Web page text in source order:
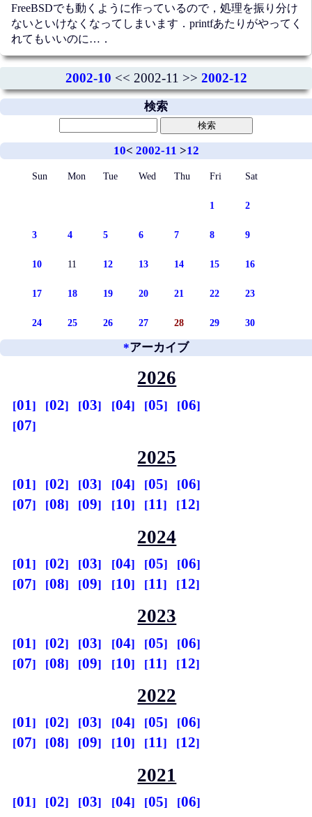
FreeBSDでも動くように作っているので，処理を振り分け
ないといけなくなってしまいます．printfあたりがやってく
れてもいいのに…．
2002-10 << 2002-11 >> 2002-12
検索
10< 2002-11 >12
Sun Mon Tue Wed Thu Fri Sat
1 2
3 4 5 6 7 8 9
10 11 12 13 14 15 16
17 18 19 20 21 22 23
24 25 26 27 28 29 30
*アーカイブ
2026
01 02 03 04 05
06
07
2025
01 02 03 04 05
06
07
08 09 10 11 12
2024
01 02 03 04 05
06
07
08 09 10 11 12
2023
01 02 03 04 05
06
07
08 09 10 11 12
2022
01 02 03 04 05
06
07
08 09 10 11 12
2021
01 02 03 04 05
06